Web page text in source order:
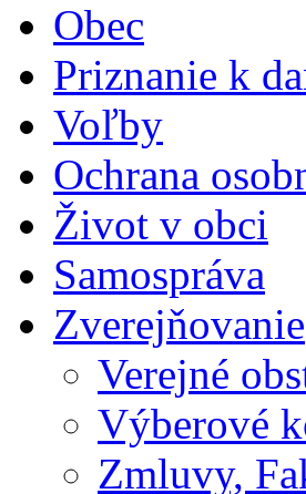
Obec
Priznanie k
Voľby
Ochrana
Život v obci
Samospráva
Zverejňovanie
Verejné
Výberové
Zmluvy,